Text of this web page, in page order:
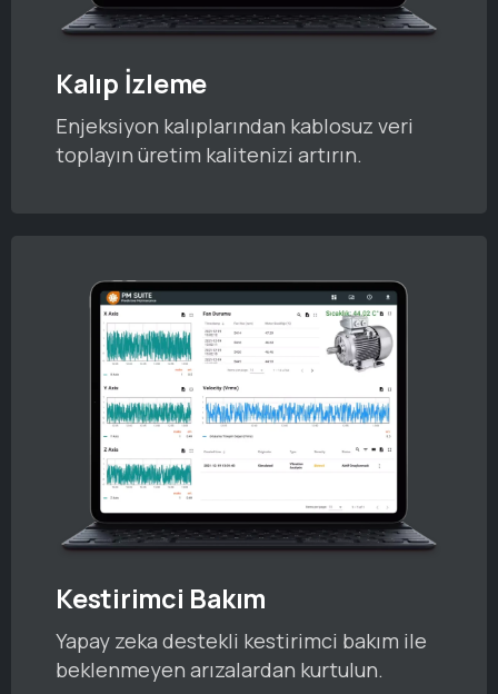
Kalıp İzleme
Enjeksiyon kalıplarından kablosuz veri
toplayın üretim kalitenizi artırın.
Kestirimci Bakım
Yapay zeka destekli kestirimci bakım ile
beklenmeyen arızalardan kurtulun.